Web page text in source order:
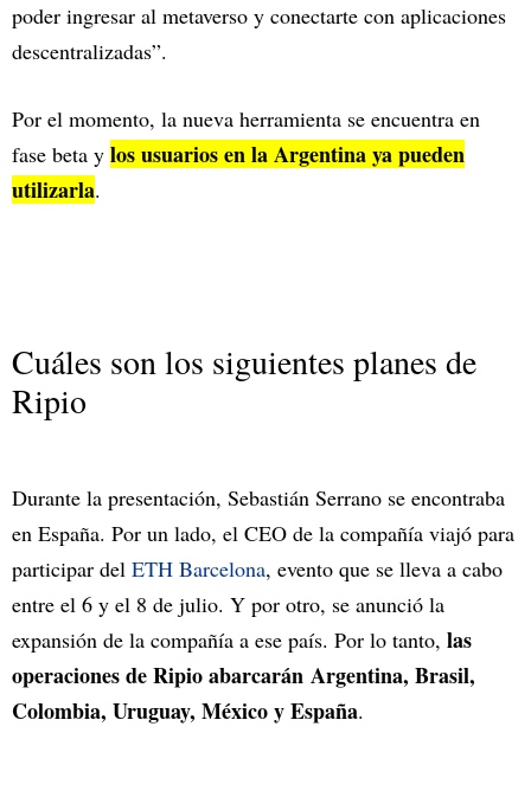
poder ingresar al metaverso y conectarte con aplicaciones
descentralizadas”.
Por el momento, la nueva herramienta se encuentra en
fase beta y los usuarios en la Argentina ya pueden
utilizarla.
Cuáles son los siguientes planes de
Ripio
Durante la presentación, Sebastián Serrano se encontraba
en España. Por un lado, el CEO de la compañía viajó para
participar del ETH Barcelona, evento que se lleva a cabo
entre el 6 y el 8 de julio. Y por otro, se anunció la
expansión de la compañía a ese país. Por lo tanto, las
operaciones de Ripio abarcarán Argentina, Brasil,
Colombia, Uruguay, México y España.